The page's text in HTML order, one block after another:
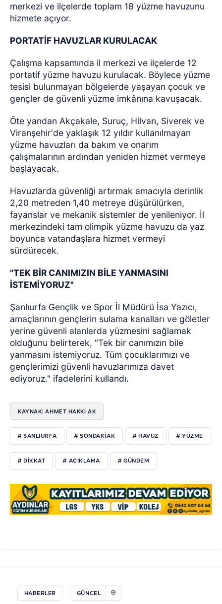
merkezi ve ilçelerde toplam 18 yüzme havuzunu
hizmete açıyor.
PORTATİF HAVUZLAR KURULACAK
Çalışma kapsamında il merkezi ve ilçelerde 12
portatif yüzme havuzu kurulacak. Böylece yüzme
tesisi bulunmayan bölgelerde yaşayan çocuk ve
gençler de güvenli yüzme imkânına kavuşacak.
Öte yandan Akçakale, Suruç, Hilvan, Siverek ve
Viranşehir'de yaklaşık 12 yıldır kullanılmayan
yüzme havuzları da bakım ve onarım
çalışmalarının ardından yeniden hizmet vermeye
başlayacak.
Havuzlarda güvenliği artırmak amacıyla derinlik
2,20 metreden 1,40 metreye düşürülürken,
fayanslar ve mekanik sistemler de yenileniyor. İl
merkezindeki tam olimpik yüzme havuzu da yaz
boyunca vatandaşlara hizmet vermeyi
sürdürecek.
"TEK BİR CANIMIZIN BİLE YANMASINI
İSTEMİYORUZ"
Şanlıurfa Gençlik ve Spor İl Müdürü İsa Yazıcı,
amaçlarının gençlerin sulama kanalları ve göletler
yerine güvenli alanlarda yüzmesini sağlamak
olduğunu belirterek, "Tek bir canımızın bile
yanmasını istemiyoruz. Tüm çocuklarımızı ve
gençlerimizi güvenli havuzlarımıza davet
ediyoruz." ifadelerini kullandı.
KAYNAK: AHMET HAKKI AK
# ŞANLIURFA # SONDAKIAK # HAVUZ # YÜZME
# DIKKAT # AÇIKLAMA # GÜNDEM
HABERLER GÜNCEL